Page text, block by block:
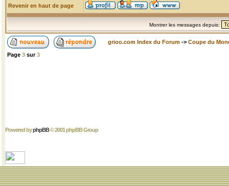
Revenir en haut de page
Montrer les messages depuis:
grioo.com Index du Forum -> Coupe du
Page 3 sur3
Powered byphpBB© 2001 phpBB Group